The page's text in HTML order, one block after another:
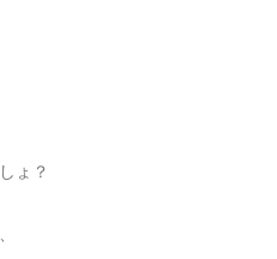
ょ？